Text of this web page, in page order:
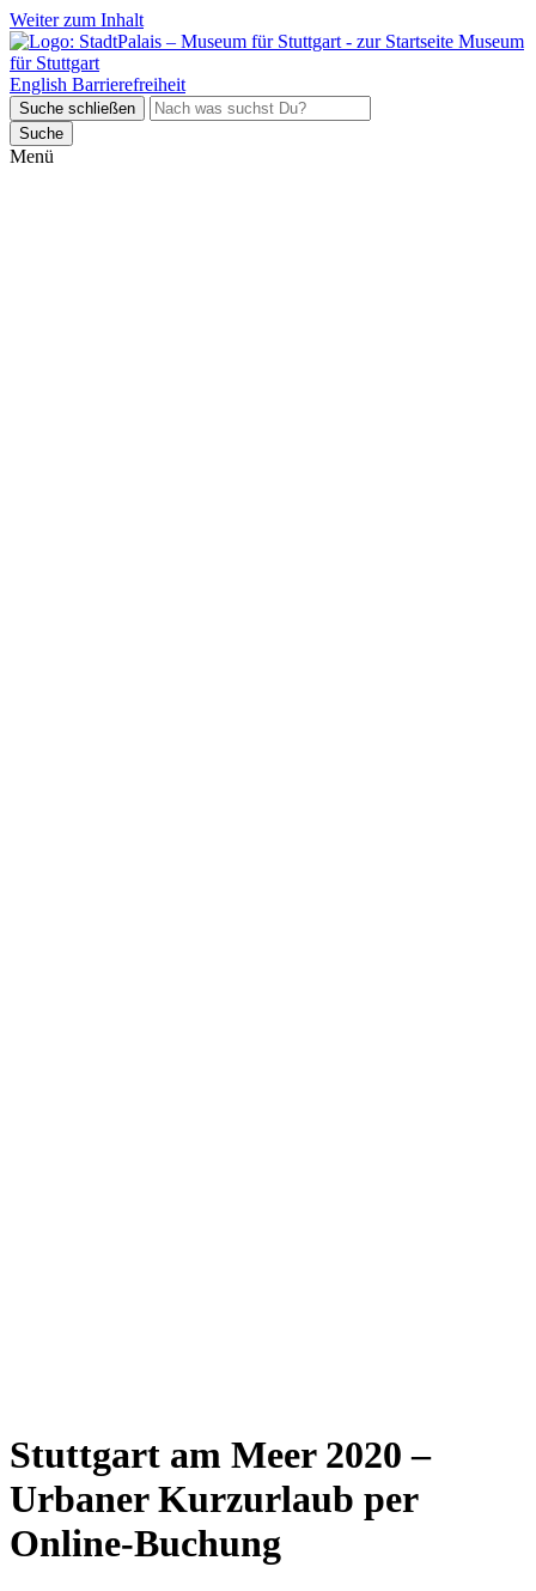
Weiter zum Inhalt
Museum
für Stuttgart
English Barrierefreiheit
Suche schließen
Suche
Menü
Stuttgart am Meer 2020 –
Urbaner Kurzurlaub per
Online-Buchung